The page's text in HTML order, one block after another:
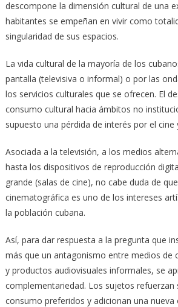
descompone la dimensión cultural de una
habitantes se empeñan en vivir como
singularidad de sus espacios.
La vida cultural de la mayoría de los
pantalla (televisiva o informal) o por las
los servicios culturales que se ofrecen. El
consumo cultural hacia ámbitos no
supuesto una pérdida de interés por el cine
Asociada a la televisión, a los medios
hasta los dispositivos de reproducción
grande (salas de cine), no cabe duda de
cinematográfica es uno de los intereses
la población cubana.
Así, para dar respuesta a la pregunta que
más que un antagonismo entre medios de
y productos audiovisuales informales, se
complementariedad. Los sujetos refuerzan
consumo preferidos y adicionan una